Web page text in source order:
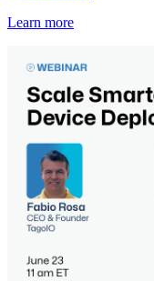
Learn more